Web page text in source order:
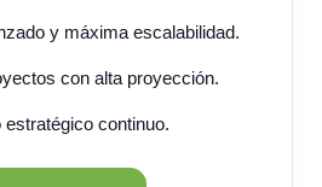
y máxima escalabilidad.
con alta proyección.
continuo.